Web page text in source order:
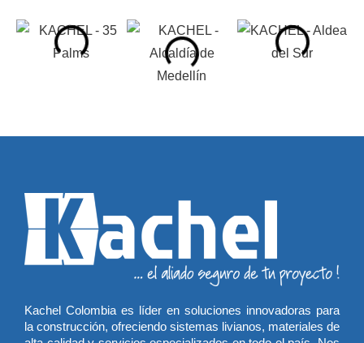
Kachel Colombia es líder en soluciones innovadoras para
la construcción, ofreciendo sistemas livianos, materiales de